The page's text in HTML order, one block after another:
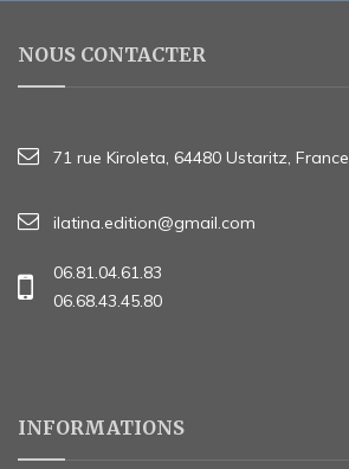
NOUS CONTACTER
71 rue Kiroleta, 64480 Ustaritz, France
ilatina.edition@gmail.com
06.81.04.61.83
06.68.43.45.80
INFORMATIONS